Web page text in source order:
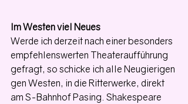
Im Westen viel Neues
Werde ich derzeit nach einer besonders
empfehlenswerten Theateraufführung
gefragt, so schicke ich alle Neugierigen
gen Westen, in die Ritterwerke, direkt
am S-Bahnhof Pasing. Shakespeare